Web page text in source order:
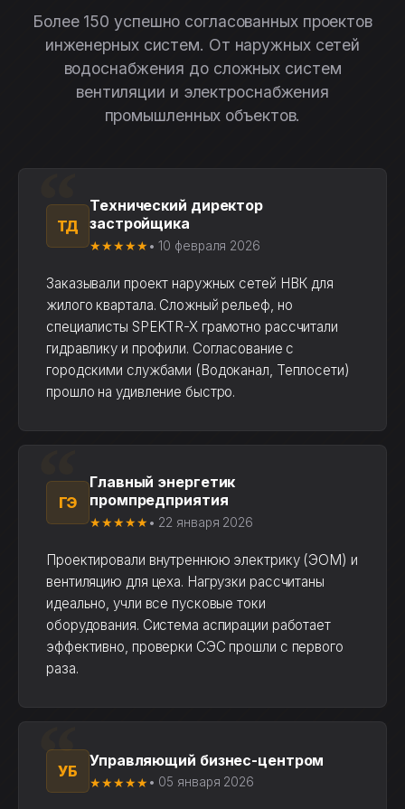
Более 150 успешно согласованных проектов
инженерных систем. От наружных сетей
водоснабжения до сложных систем
вентиляции и электроснабжения
промышленных объектов.
ТД
Технический директор
застройщика
★★★★★ • 10 февраля 2026
Заказывали проект наружных сетей НВК для
жилого квартала. Сложный рельеф, но
специалисты SPEKTR-X грамотно рассчитали
гидравлику и профили. Согласование с
городскими службами (Водоканал, Теплосети)
прошло на удивление быстро.
ГЭ
Главный энергетик
промпредприятия
★★★★★ • 22 января 2026
Проектировали внутреннюю электрику (ЭОМ) и
вентиляцию для цеха. Нагрузки рассчитаны
идеально, учли все пусковые токи
оборудования. Система аспирации работает
эффективно, проверки СЭС прошли с первого
раза.
УБ
Управляющий бизнес-центром
★★★★★ • 05 января 2026